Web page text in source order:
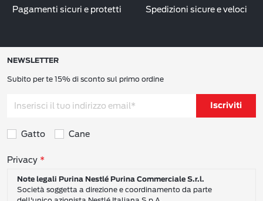
Pagamenti sicuri e protetti Spedizioni sicure e veloci
NEWSLETTER
Subito per te 15% di sconto sul primo ordine
Iscriviti
Gatto Cane
Consensi sulla privacy
Privacy
Note legali Purina Nestlé Purina Commerciale S.r.l.
Società soggetta a direzione e coordinamento da parte